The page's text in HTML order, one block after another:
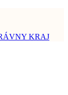
KRAJ